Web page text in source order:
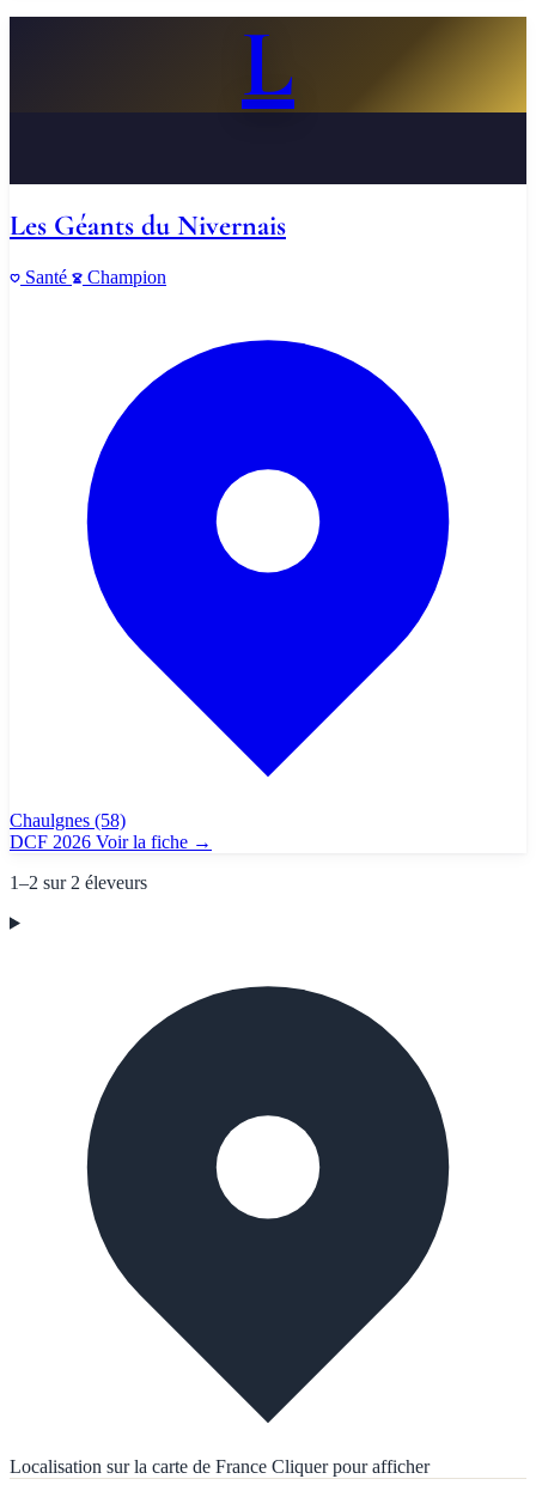
L
Les Géants du Nivernais
Santé Champion
Chaulgnes (58)
DCF 2026 Voir la fiche →
1–2 sur 2 éleveurs
Localisation sur la carte de France Cliquer pour afficher